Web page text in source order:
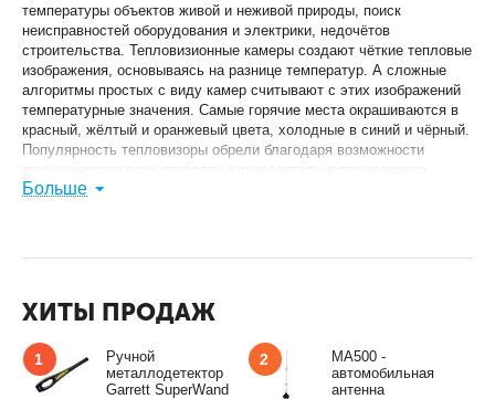
температуры объектов живой и неживой природы, поиск
неисправностей оборудования и электрики, недочётов
строительства. Тепловизионные камеры создают чёткие тепловые
изображения, основываясь на разнице температур. А сложные
алгоритмы простых с виду камер считывают с этих изображений
температурные значения. Самые горячие места окрашиваются в
красный, жёлтый и оранжевый цвета, холодные в синий и чёрный.
Популярность тепловизоры обрели благодаря возможности
Самые популярные области применения это строительство,
Больше
ХИТЫ ПРОДАЖ
1
Ручной
металлодетектор
Garrett SuperWand
2
MA500 -
автомобильная
антенна